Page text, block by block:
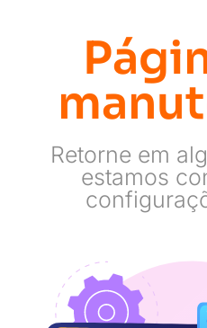
Retorne em
estamos